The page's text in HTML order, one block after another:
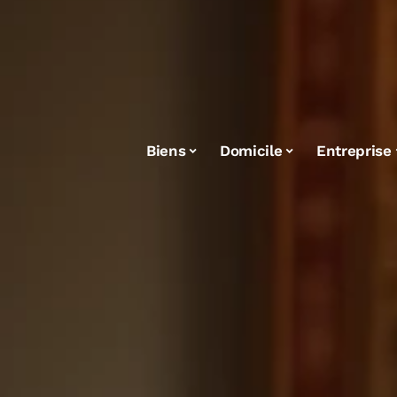
Biens Domicile Entreprise